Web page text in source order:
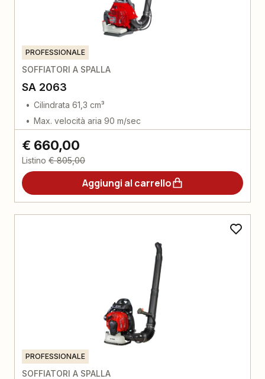
PROFESSIONALE
SOFFIATORI A SPALLA
SA 2063
Cilindrata 61,3 cm³
Max. velocità aria 90 m/sec
€ 660,00
Listino € 805,00
Aggiungi al carrello
PROFESSIONALE
SOFFIATORI A SPALLA